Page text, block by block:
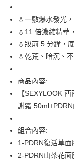
相關說明
【關於「AFTEE先享
AFTEE先享後付是「
便利好安心！
１．簡單：不需註冊會
３．安心：先確認商品
【「AFTEE先享後付
１．於結帳方式選擇
結帳頁面，進行簡訊
２．訂單成立數日內，
３．收到繳費通知簡
ATM／網路銀行／等
※ 請注意：結帳手續完
購買商品的店家。未
後付繳納相關費用。
ATM付款
運送方式
每筆NT$100，滿
付款後全家取貨
每筆NT$100，滿
萊爾富取貨付款
每筆NT$100，滿
💧一敷爆水發光
💧11 倍濃縮精華
💧妝前 5 分鐘，
💧乾荒、暗沉、
商品內容:
【SEXYLOOK
謝霜
組合內容:
1-PDRN復活草面
2-PDRN山茶花面